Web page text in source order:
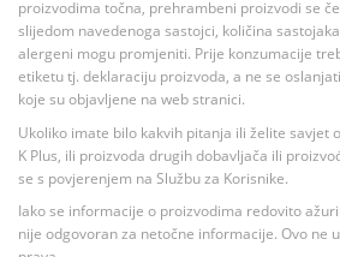
proizvodima točna, prehrambeni proizvodi se
slijedom navedenoga sastojci, količina
alergeni mogu promjeniti. Prije konzumacije
etiketu tj. deklaraciju proizvoda, a ne se
koje su objavljene na web stranici.
Ukoliko imate bilo kakvih pitanja ili želite savjet
K Plus, ili proizvoda drugih dobavljača ili
se s povjerenjem na Službu za Korisnike.
Iako se informacije o proizvodima redovito
nije odgovoran za netočne informacije. Ovo ne